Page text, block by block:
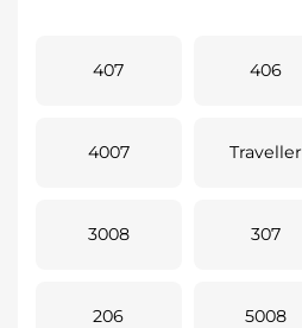
407 406
4007 Traveller
3008 307
206 5008